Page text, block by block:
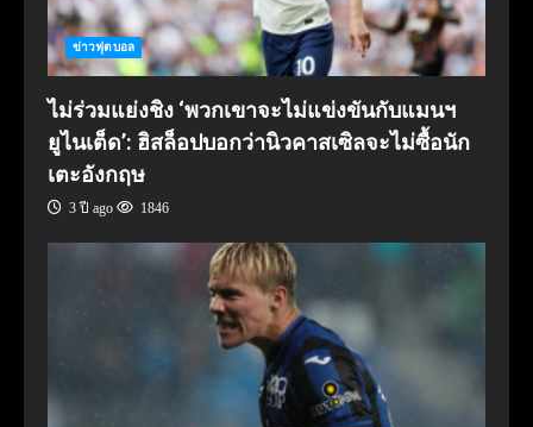
ข่าวฟุตบอล
ไม่ร่วมแย่งชิง ‘พวกเขาจะไม่แข่งขันกับแมนฯ
ยูไนเต็ด’: ฮิสล็อปบอกว่านิวคาสเซิลจะไม่ซื้อนัก
เตะอังกฤษ
3 ปี ago 1846